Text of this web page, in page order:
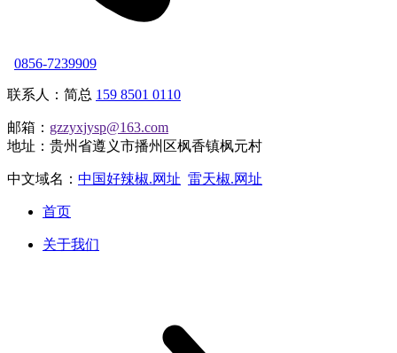
0856-7239909
联系人：简总 159 8501 0110
邮箱： gzzyxjysp@163.com
地址：贵州省遵义市播州区枫香镇枫元村
中文域名： 中国好辣椒.网址 雷天椒.网址
首页
关于我们